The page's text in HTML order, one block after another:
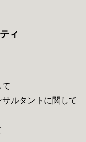
ィ
て
ルタントに関して